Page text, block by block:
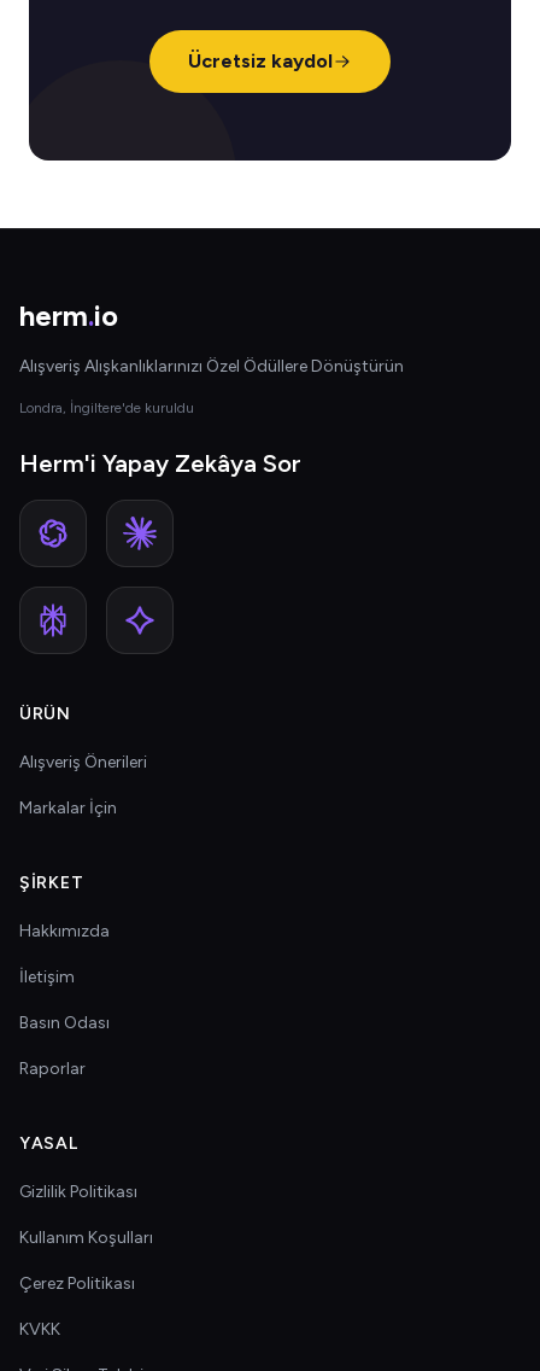
Ücretsiz kaydol
herm.io
Alışveriş Alışkanlıklarınızı Özel Ödüllere Dönüştürün
Londra, İngiltere'de kuruldu
Herm'i Yapay Zekâya Sor
ÜRÜN
Alışveriş Önerileri
Markalar İçin
ŞIRKET
Hakkımızda
İletişim
Basın Odası
Raporlar
YASAL
Gizlilik Politikası
Kullanım Koşulları
Çerez Politikası
KVKK